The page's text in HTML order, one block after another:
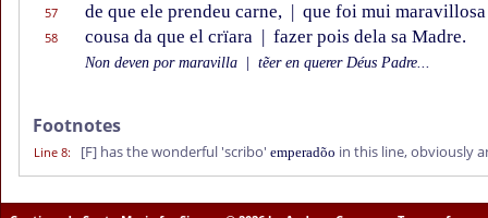
57 de que ele prendeu carne, | que foi mui maravillosa
58 cousa da que el crïara | fazer pois dela sa Madre.
Non deven por maravilla tẽer en querer Déus Padre...
Footnotes
Line 8: [F] has the wonderful 'scribo' emperadõo in this line, obviously